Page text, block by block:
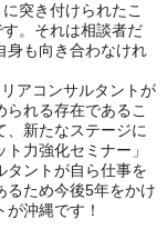
突き付けられたこ
。それは相談者だ
身も向き合わなけれ
アコンサルタントが
れる存在であるこ
、新たなステージに
力強化セミナー」
タントが自ら仕事を
るため今後5年をかけ
が沖縄です！